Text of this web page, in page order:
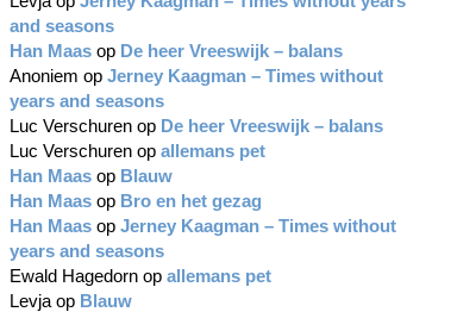
and seasons
Han Maas op De heer Vreeswijk – balans
Anoniem op Jerney Kaagman – Times without
years and seasons
Luc Verschuren op De heer Vreeswijk – balans
Luc Verschuren op allemans pet
Han Maas op Blauw
Han Maas op Bro en het gezag
Han Maas op Jerney Kaagman – Times without
years and seasons
Ewald Hagedorn op allemans pet
Levja op Blauw